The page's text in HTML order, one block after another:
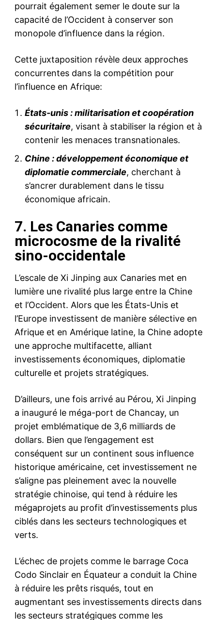
pourrait également semer le doute sur la
capacité de l’Occident à conserver son
monopole d’influence dans la région.
Cette juxtaposition révèle deux approches
concurrentes dans la compétition pour
l’influence en Afrique:
États-unis : militarisation et coopération
sécuritaire, visant à stabiliser la région et à
contenir les menaces transnationales.
Chine : développement économique et
diplomatie commerciale, cherchant à
s’ancrer durablement dans le tissu
économique africain.
7. Les Canaries comme
microcosme de la rivalité
sino-occidentale
L’escale de Xi Jinping aux Canaries met en
lumière une rivalité plus large entre la Chine
et l’Occident. Alors que les États-Unis et
l’Europe investissent de manière sélective en
Afrique et en Amérique latine, la Chine adopte
une approche multifacette, alliant
investissements économiques, diplomatie
culturelle et projets stratégiques.
D’ailleurs, une fois arrivé au Pérou, Xi Jinping
a inauguré le méga-port de Chancay, un
projet emblématique de 3,6 milliards de
dollars. Bien que l’engagement est
conséquent sur un continent sous influence
historique américaine, cet investissement ne
s’aligne pas pleinement avec la nouvelle
stratégie chinoise, qui tend à réduire les
mégaprojets au profit d’investissements plus
ciblés dans les secteurs technologiques et
verts.
L’échec de projets comme le barrage Coca
Codo Sinclair en Équateur a conduit la Chine
à réduire les prêts risqués, tout en
augmentant ses investissements directs dans
les secteurs stratégiques comme les